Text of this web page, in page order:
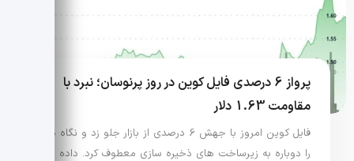
پرواز 6 درصدی فایل کوین در روز پرنوسان؛ نبرد با
مقاومت 1.63 دلار
فایل کوین امروز با جهش 6 درصدی از بازار جلو زد و نگاه ها
را دوباره به زیرساخت های ذخیره سازی معطوف کرد. داده ها